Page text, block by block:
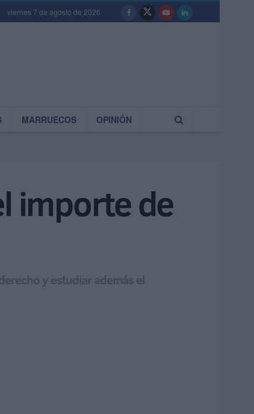
viernes 7 de agosto de 2026
MARRUECOS OPINIÓN
importe de
y estudiar además el